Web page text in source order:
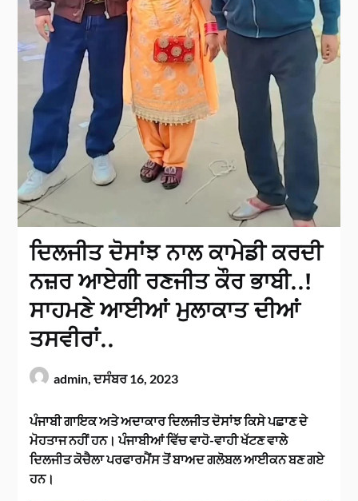
ਦਿਲਜੀਤ ਦੋਸਾਂਝ ਨਾਲ ਕਾਮੇਡੀ ਕਰਦੀ
ਨਜ਼ਰ ਆਏਗੀ ਰਣਜੀਤ ਕੌਰ ਭਾਬੀ..!
ਸਾਹਮਣੇ ਆਈਆਂ ਮੁਲਾਕਾਤ ਦੀਆਂ
ਤਸਵੀਰਾਂ..
admin,ਦਸੰਬਰ 16, 2023
ਪੰਜਾਬੀ ਗਾਇਕ ਅਤੇ ਅਦਾਕਾਰ ਦਿਲਜੀਤ ਦੋਸਾਂਝ ਕਿਸੇ ਪਛਾਣ ਦੇ
ਮੋਹਤਾਜ ਨਹੀਂ ਹਨ। ਪੰਜਾਬੀਆਂ ਵਿੱਚ ਵਾਹੋ-ਵਾਹੀ ਖੱਟਣ ਵਾਲੇ
ਦਿਲਜੀਤ ਕੋਚੈਲਾ ਪਰਫਾਰਮੈਂਸ ਤੋਂ ਬਾਅਦ ਗਲੋਬਲ ਆਈਕਨ ਬਣ ਗਏ
ਹਨ।